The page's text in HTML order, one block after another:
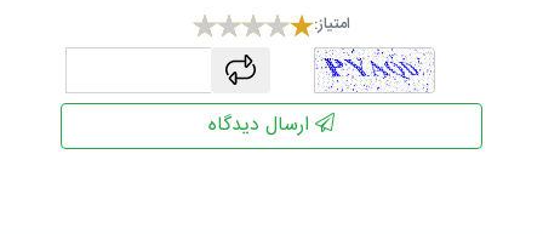
امتیاز:
captcha
ارسال دیدگاه